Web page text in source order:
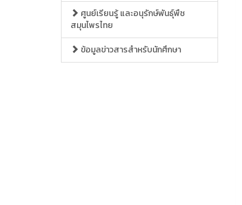
ศูนย์เรียนรู้ และอนุรักษ์พันธุ์พืช
สมุนไพรไทย
ข้อมูลข่าวสารสำหรับนักศึกษา